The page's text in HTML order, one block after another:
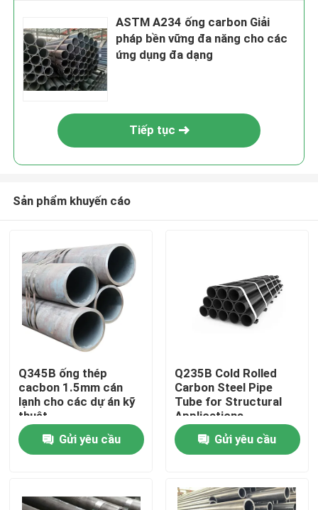
Nhà
Sản phẩm
ASTM A234 ống carbon Giải
pháp bền vững đa năng cho các
ứng dụng đa dạng
Tiếp tục
Sản phẩm khuyến cáo
Q345B ống thép
cacbon 1.5mm cán
lạnh cho các dự án kỹ
thuật
Gửi yêu cầu
Q235B Cold Rolled
Carbon Steel Pipe
Tube for Structural
Applications
Gửi yêu cầu